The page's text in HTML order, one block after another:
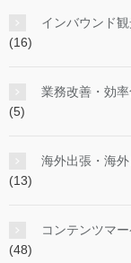
インバウンド
(16)
業務改善・効
(5)
海外出張・海
(13)
コンテンツマ
(48)